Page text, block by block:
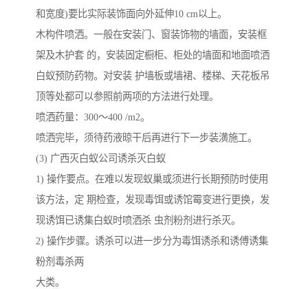
和宽度)要比实际装饰面向外延伸10 cm以上。
木构件喷洒。一般在安装门、窗装饰物的墙面，安装框
架及木护套 的，安装固定橱柜、柜处的墙面和地面喷洒
白蚁预防药物。对安装 护墙板或墙裙、楼梯、天花板吊
顶等处都可以参照前两项的方法进行处理。
喷洒药量：300～400 /m2。
喷洒完毕，须待药液晾干后再进行下一步装潢施工。
(3) 广西灭白蚁公司诱杀灭白蚁
1) 操作要点。在难以发现蚁巢或须进行长期预防时使用
该方法，定 期检查，发现毒饵或诱馆霉变进行更换，发
现诱饵已诱集白蚁时喷洒杀 虫剂粉剂进行杀灭。
2) 操作步骤。诱杀可以进一步分为毒饵诱杀和诱傅诱集
粉剂毒杀两
大类。